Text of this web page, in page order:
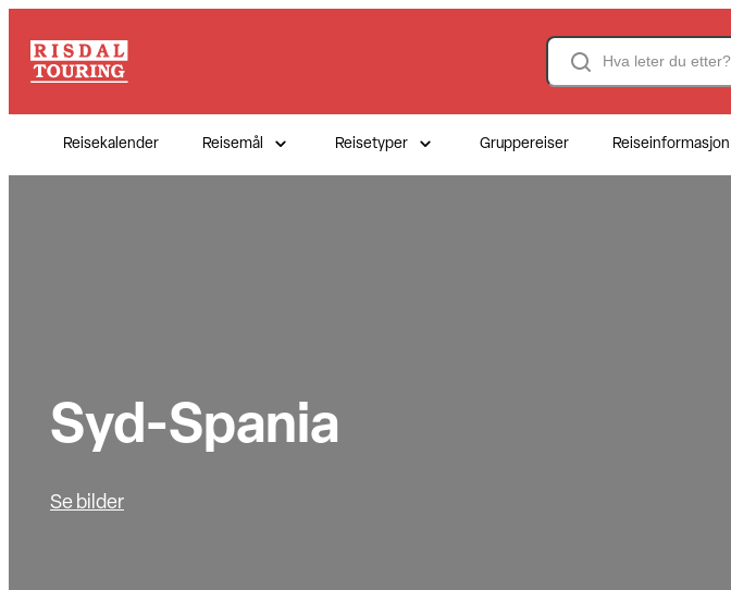
innhold
Search
Reisekalender Reisemål Reisetyper Gruppereiser Reiseinformasjon
Syd-Spania
Se bilder